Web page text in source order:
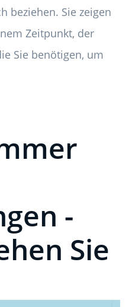
beziehen. Sie zeigen
Zeitpunkt, der
Sie benötigen, um
-
Sie